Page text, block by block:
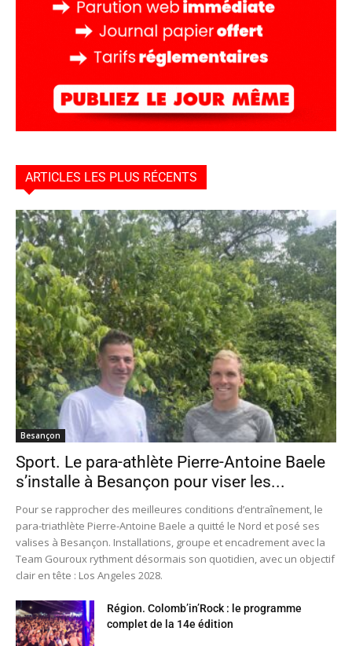
ARTICLES LES PLUS RÉCENTS
Besançon
Sport. Le para-athlète Pierre-Antoine Baele
s’installe à Besançon pour viser les...
Pour se rapprocher des meilleures conditions d’entraînement, le
para-triathlète Pierre-Antoine Baele a quitté le Nord et posé ses
valises à Besançon. Installations, groupe et encadrement avec la
Team Gouroux rythment désormais son quotidien, avec un objectif
clair en tête : Los Angeles 2028.
Région. Colomb’in’Rock : le programme
complet de la 14e édition